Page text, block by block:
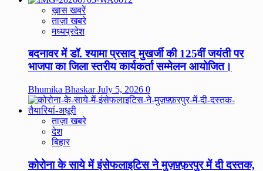
ख़ास खबरें
ताज़ा खबरे
मध्यप्रदेश
बदनावर में डॉ. श्यामा प्रसाद मुखर्जी की 125वीं जयंती पर
भाजपा का जिला स्तरीय कार्यकर्ता सम्मेलन आयोजित।
Bhumika BhaskarJuly 5, 2026 0
ताज़ा खबरे
देश
बिहार
कोरोना के साये में इंसेफलाइटिस ने मुज़फ़्फ़रपुर में दी दस्तक,